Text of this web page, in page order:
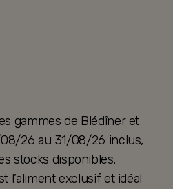
gammes de Blédîner et
26 au 31/08/26 inclus,
stocks disponibles.
l’aliment exclusif et idéal